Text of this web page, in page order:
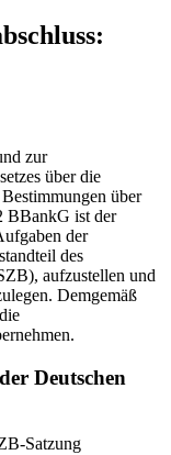
zur
über die
über
BBankG ist der
der
des
), aufzustellen und
Demgemäß
Deutschen
‑Satzung